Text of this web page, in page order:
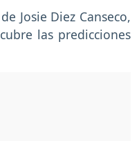
Josie Diez Canseco,
las predicciones